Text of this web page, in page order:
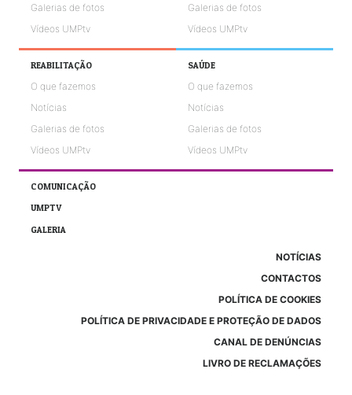
Galerias de fotos
Vídeos UMPtv
Galerias de fotos
Vídeos UMPtv
REABILITAÇÃO
O que fazemos
Notícias
Galerias de fotos
Vídeos UMPtv
SAÚDE
O que fazemos
Notícias
Galerias de fotos
Vídeos UMPtv
COMUNICAÇÃO
UMPTV
GALERIA
NOTÍCIAS
CONTACTOS
POLÍTICA DE COOKIES
POLÍTICA DE PRIVACIDADE E PROTEÇÃO DE DADOS
CANAL DE DENÚNCIAS
LIVRO DE RECLAMAÇÕES